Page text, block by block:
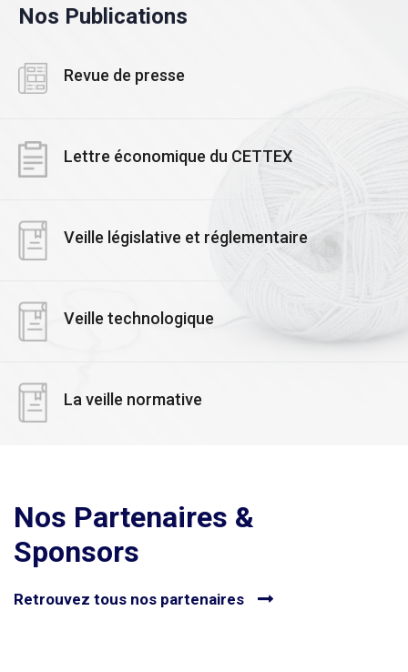
Nos Publications
Revue de presse
Lettre économique du CETTEX
Veille législative et réglementaire
Veille technologique
La veille normative
Nos Partenaires &
Sponsors
Retrouvez tous nos partenaires